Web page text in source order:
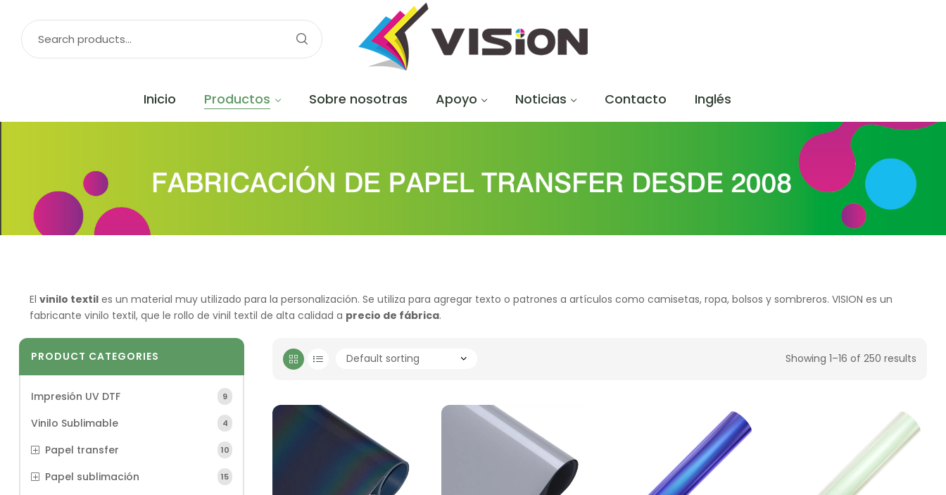
Inicio Productos Sobre nosotras Apoyo Noticias Contacto Inglés
El vinilo textil es un material muy utilizado para la personalización. Se utiliza para agregar texto o patrones a artículos como camisetas, ropa, bolsos y sombreros. VISION es un
fabricante vinilo textil, que le rollo de vinil textil de alta calidad a precio de fábrica.
Showing 1–16 of 250 results
PRODUCT CATEGORIES
Impresión UV DTF 9
Vinilo Sublimable 4
Papel transfer 10
Papel sublimación 15